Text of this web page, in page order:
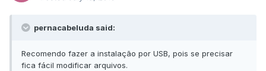
pernacabeluda said:
Recomendo fazer a instalação por USB, pois se precisar
fica fácil modificar arquivos.